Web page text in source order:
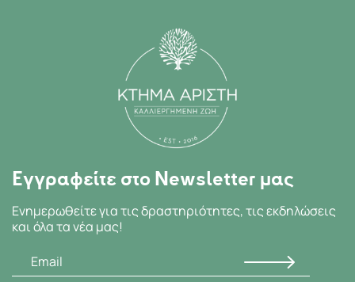
Εγγραφείτε στο Newsletter μας
Ενημερωθείτε για τις δραστηριότητες, τις εκδηλώσεις
και όλα τα νέα μας!